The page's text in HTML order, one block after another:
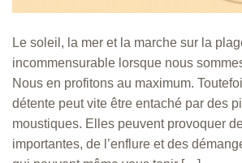
Le soleil, la mer et la marche sur la
incommensurable lorsque nous
Nous en profitons au maximum.
détente peut vite être entaché par des
moustiques. Elles peuvent provoquer
importantes, de l’enflure et des